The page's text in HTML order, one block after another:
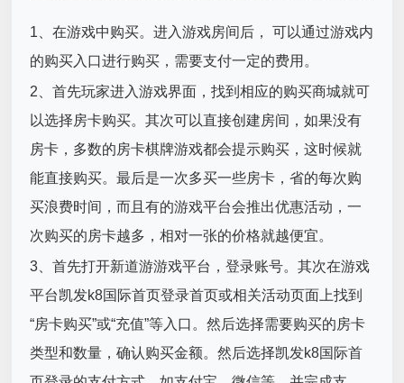
1、在游戏中购买。进入游戏房间后， 可以通过游戏内
的购买入口进行购买，需要支付一定的费用。
2、首先玩家进入游戏界面，找到相应的购买商城就可
以选择房卡购买。其次可以直接创建房间，如果没有
房卡，多数的房卡棋牌游戏都会提示购买，这时候就
能直接购买。最后是一次多买一些房卡，省的每次购
买浪费时间，而且有的游戏平台会推出优惠活动，一
次购买的房卡越多，相对一张的价格就越便宜。
3、首先打开新道游游戏平台，登录账号。其次在游戏
平台凯发k8国际首页登录首页或相关活动页面上找到
“房卡购买”或“充值”等入口。然后选择需要购买的房卡
类型和数量，确认购买金额。然后选择凯发k8国际首